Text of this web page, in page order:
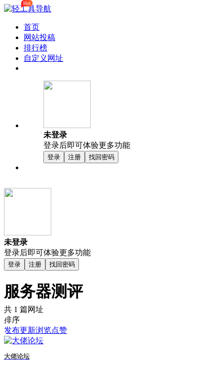
首页
网站投稿
排行榜
Hot
自定义网址
未登录
登录后即可体验更多功能
登录 注册 找回密码
未登录
登录后即可体验更多功能
登录 注册 找回密码
服务器测评
共 1 篇网址
排序
发布更新浏览点赞
大佬论坛